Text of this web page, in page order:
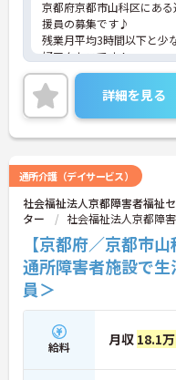
京都府京都市山科区にあ
援員の募集です♪
残業月平均3時間以下と少
好アクセスです！
ご興味のある方には、面
に詳細をご案内しますので
い！
詳細を見る
通所介護（デイサービス）
社会福祉法人京都障害者福祉
ター
社会福祉法人京都障
【京都府／京都市
通所障害者施設で
員＞
給料 月収 18.1